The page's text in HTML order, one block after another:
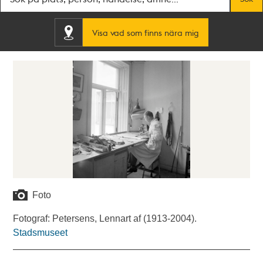
Visa vad som finns nära mig
Foto
Fotograf: Petersens, Lennart af (1913-2004).
Stadsmuseet